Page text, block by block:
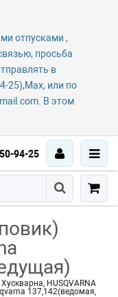
отпусками ,
просьба
в
25),Max, или по
В этом
94-25
HUSQVARNA
137,142(ведомая,